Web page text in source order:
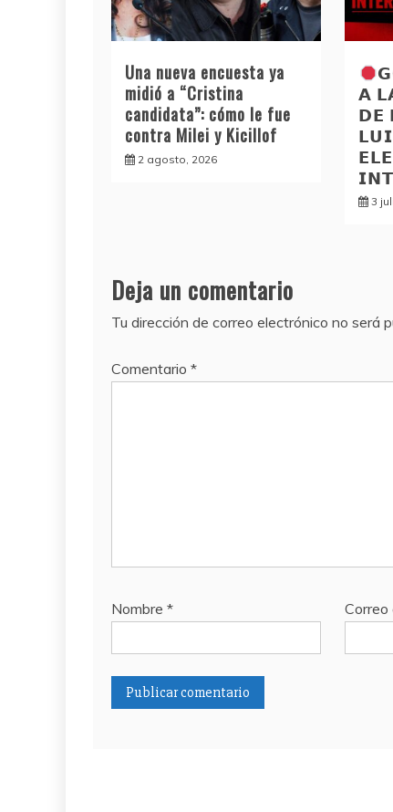
Una nueva encuesta ya
midió a “Cristina
candidata”: cómo le fue
contra Milei y Kicillof
2 agosto, 2026
𝗔
𝗗𝗘
3
Deja un comentario
Tu dirección de correo electrónico no será
Comentario *
Nombre *